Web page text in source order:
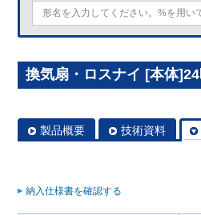
換気扇・ロスナイ [本体
製品概要 技術資料
納入仕様書を確認する